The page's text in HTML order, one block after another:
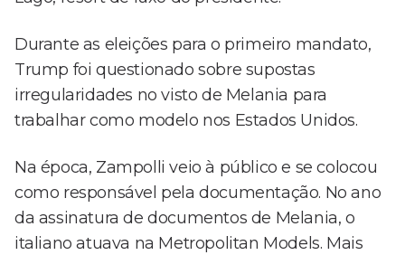
Durante as eleições para o primeiro mandato,
Trump foi questionado sobre supostas
irregularidades no visto de Melania para
trabalhar como modelo nos Estados Unidos.
Na época, Zampolli veio à público e se colocou
como responsável pela documentação. No ano
da assinatura de documentos de Melania, o
italiano atuava na Metropolitan Models. Mais